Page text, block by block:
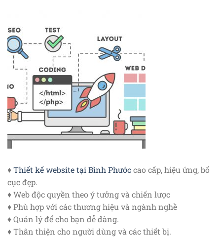
♦Thiết kế website tại Bình Phướccao cấp, hiệu ứng, bố
cục đẹp.
♦ Web độc quyền theo ý tưởng và chiến lược
♦ Phù hợp với các thương hiệu và ngành nghề
♦ Quản lý để cho bạn dễ dàng.
♦ Thân thiện cho người dùng và các thiết bị.